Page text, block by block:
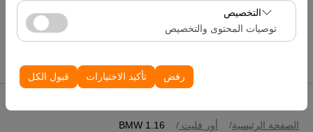
المستخدم بشكل مستمر.
تتيح لنا ملفات تعريف الارتباط هذه عرض إعلانات مخصصة
تتناسب مع اهتماماتك وقياس فعالية حملاتنا الإعلانية (عدد مرات
الظهور، معدل النقر).
التخصيص
توصيات المحتوى والتخصيص
تجربتك على المنصة من خلال حفظ إعدادات واجهة المستخدم،
وتفضيلات اللغة، والإعدادات الأخرى.
رفض تأكيد الاختيارات قبول الكل
الصفحة الرئيسية أور فليت BMW 1.16